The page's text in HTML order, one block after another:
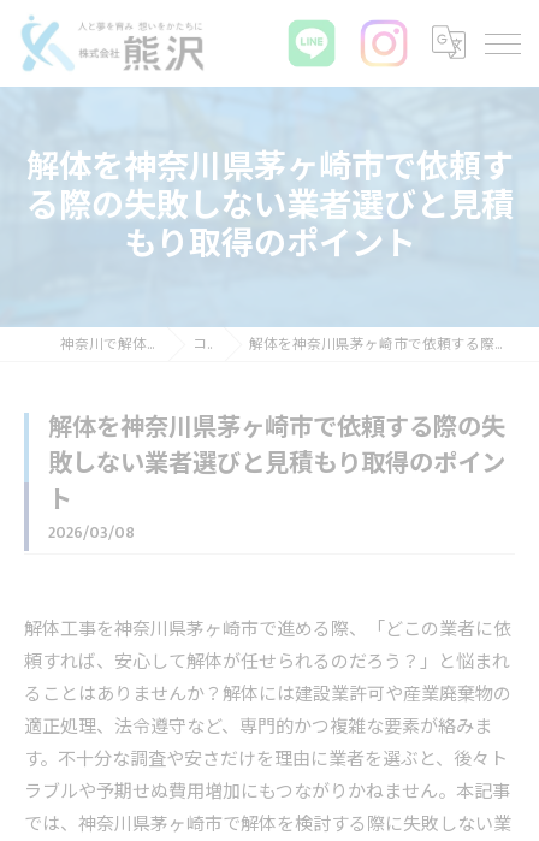
解体を神奈川県茅ヶ崎市で依頼す
る際の失敗しない業者選びと見積
もり取得のポイント
神奈川で解体なら株式会社熊沢 コラム 解体を神奈川県茅ヶ崎市で依頼する際の失敗しない業者選びと見積もり取得のポイント
解体を神奈川県茅ヶ崎市で依頼する際の失
敗しない業者選びと見積もり取得のポイン
ト
2026/03/08
解体工事を神奈川県茅ヶ崎市で進める際、「どこの業者に依
頼すれば、安心して解体が任せられるのだろう？」と悩まれ
ることはありませんか？解体には建設業許可や産業廃棄物の
適正処理、法令遵守など、専門的かつ複雑な要素が絡みま
す。不十分な調査や安さだけを理由に業者を選ぶと、後々ト
ラブルや予期せぬ費用増加にもつながりかねません。本記事
では、神奈川県茅ヶ崎市で解体を検討する際に失敗しない業